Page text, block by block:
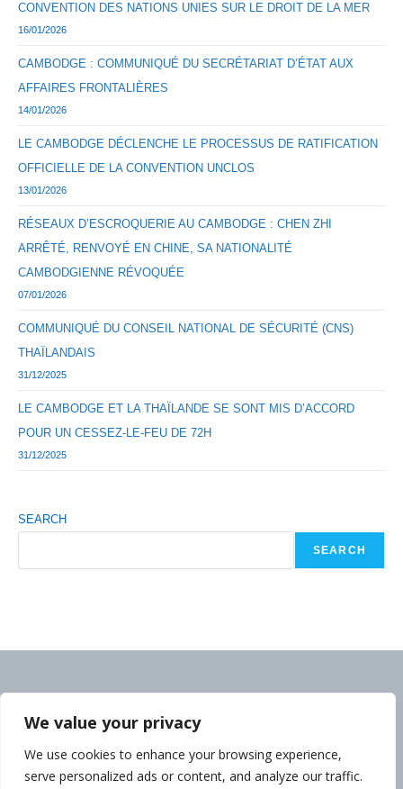
We value your privacy
We use cookies to enhance your browsing experience,
serve personalized ads or content, and analyze our traffic.
CONVENTION DES NATIONS UNIES SUR LE DROIT DE LA MER
16/01/2026
CAMBODGE : COMMUNIQUÉ DU SECRÉTARIAT D’ÉTAT AUX
AFFAIRES FRONTALIÈRES
14/01/2026
LE CAMBODGE DÉCLENCHE LE PROCESSUS DE RATIFICATION
OFFICIELLE DE LA CONVENTION UNCLOS
13/01/2026
RÉSEAUX D’ESCROQUERIE AU CAMBODGE : CHEN ZHI
ARRÊTÉ, RENVOYÉ EN CHINE, SA NATIONALITÉ
CAMBODGIENNE RÉVOQUÉE
07/01/2026
COMMUNIQUÉ DU CONSEIL NATIONAL DE SÉCURITÉ (CNS)
THAÏLANDAIS
31/12/2025
LE CAMBODGE ET LA THAÏLANDE SE SONT MIS D’ACCORD
POUR UN CESSEZ-LE-FEU DE 72H
31/12/2025
SEARCH
SEARCH